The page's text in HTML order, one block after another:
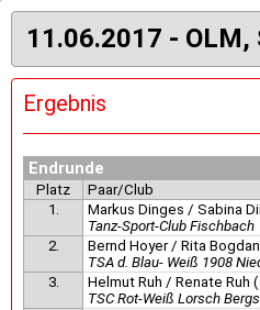
11.06.2017 - OLM,
Ergebnis
Endrunde
Platz Paar/Club
1.
Markus Dinges / Sabina
Tanz-Sport-Club Fischbach
2.
Bernd Hoyer / Rita
TSA d. Blau- Weiß 1908
3.
Helmut Ruh / Renate Ruh
TSC Rot-Weiß Lorsch